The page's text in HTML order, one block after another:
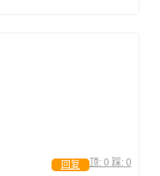
顶: 0 踩: 0
回复